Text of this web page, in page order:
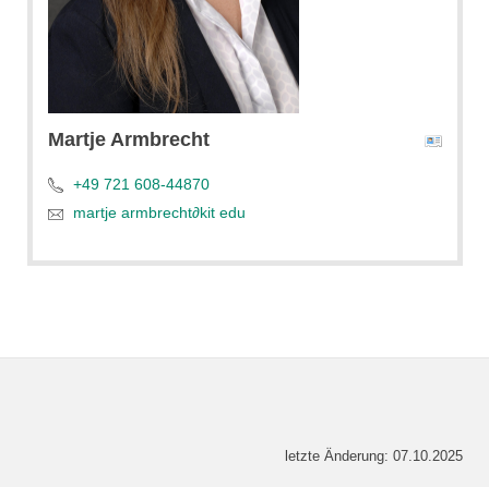
Martje Armbrecht
+49 721 608-44870
martje armbrecht∂kit edu
letzte Änderung: 07.10.2025